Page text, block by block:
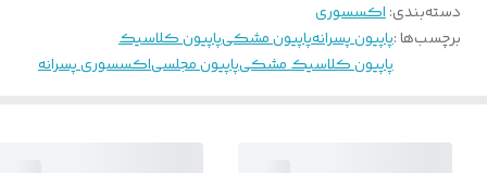
دسته‌بندی:اکسسوری
برچسب‌ها :پاپیون پسرانهپاپیون مشکیپاپیون کلاسیک
پاپیون کلاسیک مشکیپاپیون مجلسیاکسسوری پسرانه